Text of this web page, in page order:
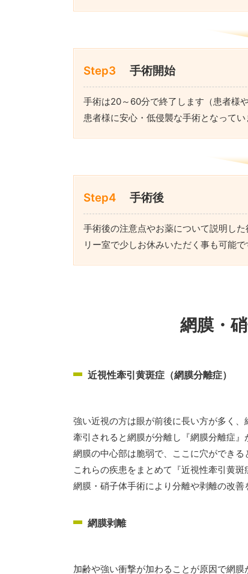
Step3 手術開始
手術は20～60分で終了します（患者様
患者様に安心・低侵襲な手術となってい
Step4 手術後
手術後の注意点やお薬について説明し
リー室で少しお休みいただく事も可能で
網膜・
近視性牽引黄斑症（網膜分離症）
強い近視の方は眼が前後に長い方が多く、
牽引されると網膜が分離し『網膜分離症』
網膜の中心部は脆弱で、ここに穴ができ
これらの疾患をまとめて『近視性牽引黄斑
網膜・硝子体手術により分離や剥離の改善
網膜剥離
加齢や強い衝撃が加わることが原因で網膜